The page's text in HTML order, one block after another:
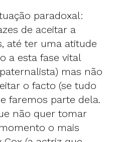
paradoxal:
de aceitar a
até ter uma atitude
a esta fase vital
mas não
o facto (se tudo
faremos parte dela.
não quer tomar
o mais